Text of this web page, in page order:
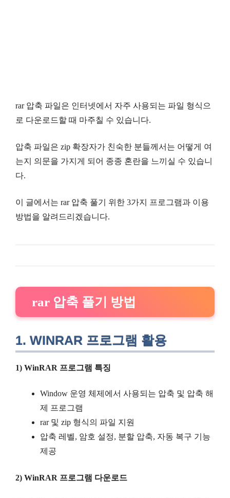
rar 압축 파일은 인터넷에서 자주 사용되는 파일 형식으
로 다운로드할 때 마주칠 수 있습니다.
압축 파일은 zip 확장자가 친숙한 분들께서는 어떻게 여
는지 의문을 가지게 되어 종종 혼란을 느끼실 수 있습니
다.
이 글에서는 rar 압축 풀기 위한 3가지 프로그램과 이용
방법을 알려드리겠습니다.
rar 압축 풀기 방법
1. WINRAR 프로그램 활용
1) WinRAR 프로그램 특징
Window 운영 체제에서 사용되는 압축 및 압축 해
제 프로그램
rar 및 zip 형식의 파일 지원
압축 레벨, 암호 설정, 분할 압축, 자동 복구 기능
제공
2) WinRAR 프로그램 다운로드